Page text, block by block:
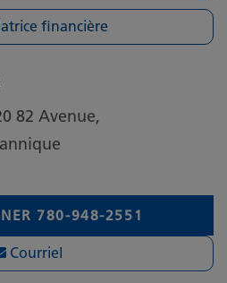
financière
82 Avenue,
780-948-2551
Courriel